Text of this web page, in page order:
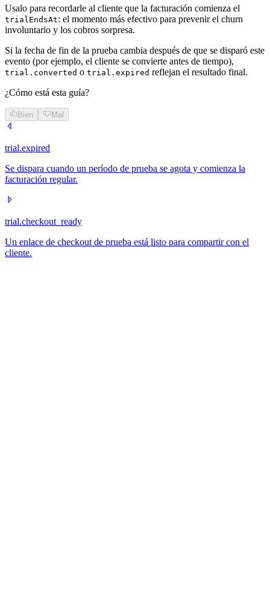
Usalo para recordarle al cliente que la facturación comienza el
trialEndsAt: el momento más efectivo para prevenir el churn
involuntario y los cobros sorpresa.
Si la fecha de fin de la prueba cambia después de que se disparó este
evento (por ejemplo, el cliente se convierte antes de tiempo),
trial.converted o trial.expired reflejan el resultado final.
¿Cómo está esta guía?
Bien Mal
trial.expired
Se dispara cuando un período de prueba se agota y comienza la
facturación regular.
trial.checkout_ready
Un enlace de checkout de prueba está listo para compartir con el
cliente.